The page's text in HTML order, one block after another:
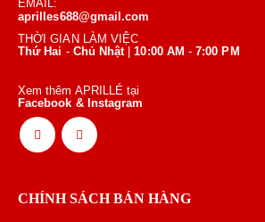
EMAIL:
aprilles688@gmail.com
THỜI GIAN LÀM VIỆC
Thứ Hai -Chủ Nhật |10:00 AM - 7:00 PM
Xem thêm APRILLÉ tại
Facebook & Instagram
CHÍNH SÁCH BÁN HÀNG